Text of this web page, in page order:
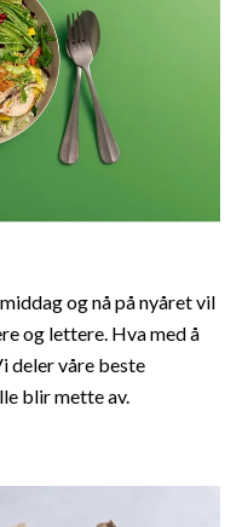
og nå på nyåret vil
og lettere. Hva med å
deler våre beste
blir mette av.